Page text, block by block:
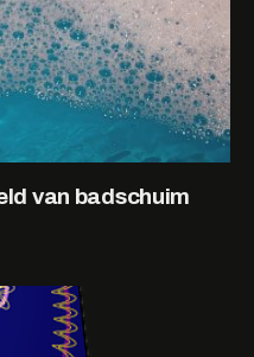
van badschuim